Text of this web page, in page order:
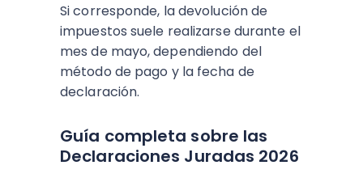
Si corresponde, la devolución de
impuestos suele realizarse durante el
mes de mayo, dependiendo del
método de pago y la fecha de
declaración.
Guía completa sobre las
Declaraciones Juradas 2026